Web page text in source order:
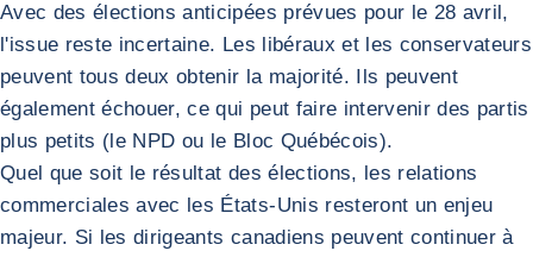
Avec des élections anticipées prévues pour le 28 avril,
l'issue reste incertaine. Les libéraux et les conservateurs
peuvent tous deux obtenir la majorité. Ils peuvent
également échouer, ce qui peut faire intervenir des partis
plus petits (le NPD ou le Bloc Québécois).
Quel que soit le résultat des élections, les relations
commerciales avec les États-Unis resteront un enjeu
majeur. Si les dirigeants canadiens peuvent continuer à